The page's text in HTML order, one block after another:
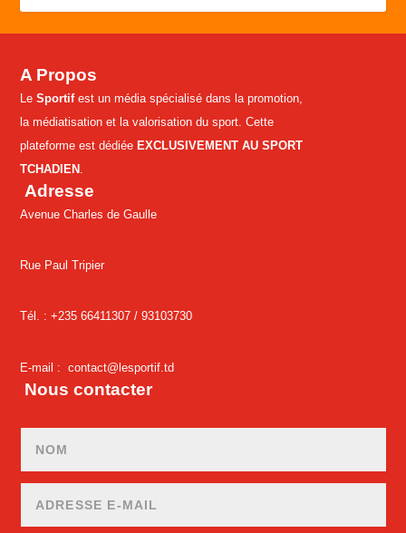
A Propos
LeSportifest un média spécialisé dans la promotion,
la médiatisation et la valorisation du sport. Cette
plateforme est dédiéeEXCLUSIVEMENT AU SPORT
TCHADIEN
Adresse
Avenue Charles de Gaulle
Rue Paul Tripier
Tél. : +235 66411307 /93103730
E-mail :contact@lesportif.td
Nous contacter